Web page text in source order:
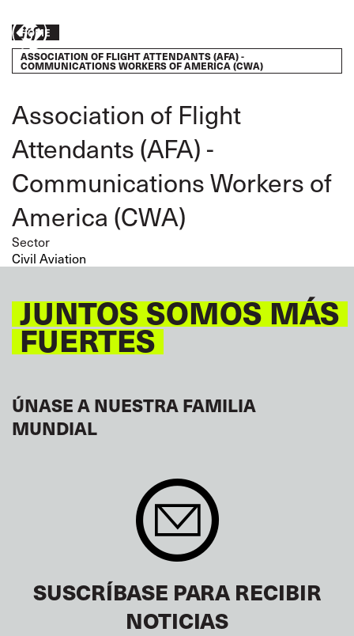
main
content
Breadcrumb
HOME
ASSOCIATION OF FLIGHT ATTENDANTS (AFA) -
COMMUNICATIONS WORKERS OF AMERICA (CWA)
Association of Flight
Attendants (AFA) -
Communications Workers of
America (CWA)
Sector
Civil Aviation
JUNTOS SOMOS MÁS
FUERTES
ÚNASE A NUESTRA FAMILIA
MUNDIAL
SUSCRÍBASE PARA RECIBIR
NOTICIAS